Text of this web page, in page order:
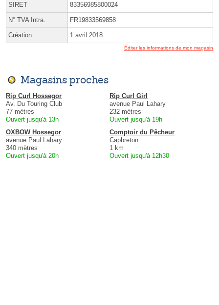
SIRET 83356985800024
N° TVA Intra. FR19833569858
Création 1 avril 2018
Éditer les informations de mon magasin
Magasins proches
Rip Curl Hossegor
Av. Du Touring Club
77 mètres
Ouvert jusqu'à 13h
Rip Curl Girl
avenue Paul Lahary
232 mètres
Ouvert jusqu'à 19h
OXBOW Hossegor
avenue Paul Lahary
340 mètres
Ouvert jusqu'à 20h
Comptoir du Pêcheur
Capbreton
1 km
Ouvert jusqu'à 12h30